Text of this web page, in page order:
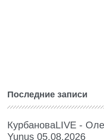
Последние записи
КурбановаLIVE -
Yunus 05.08.2026